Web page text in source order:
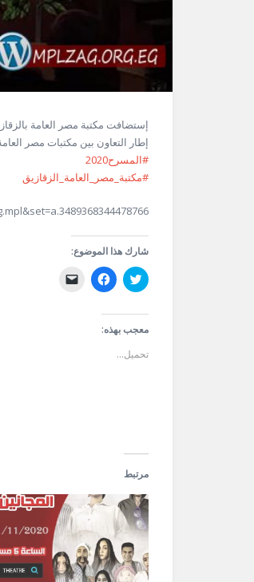
إستضافت مكتبة مصر العامة
إطار التعاون بين مكتبات مصر
#المسرح2020
#مكتبة_مصر_العامة_الزقازيق
شارك هذا الموضوع:
اضغط
للمشاركة
(فتح
في
نافذة
انقر
للمشاركة
معجب بهذه:
تحميل...
مرتبط